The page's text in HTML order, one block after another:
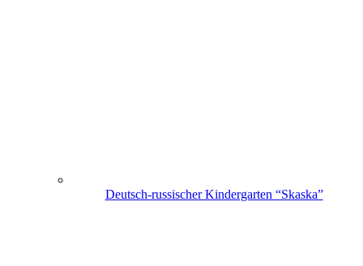
Deutsch-russischer Kindergarten “Skaska”